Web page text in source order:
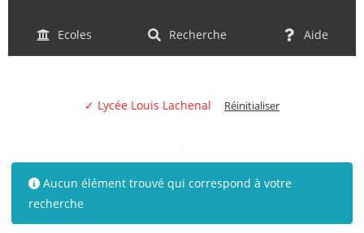
Ecoles Recherche Aide
✓ Lycée Louis Lachenal Réinitialiser
Aucun élément trouvé qui correspond à votre
recherche